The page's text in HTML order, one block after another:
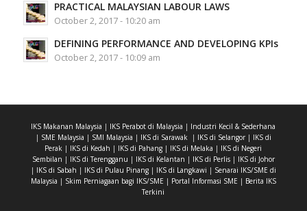
PRACTICAL MALAYSIAN LABOUR LAWS
October 2, 2017 - 10:20 am
DEFINING PERFORMANCE AND DEVELOPING KPIs
October 2, 2017 - 10:09 am
IKS Makanan Malaysia | IKS Perabot di Malaysia | Industri Kecil & Sederhana
| SME Malaysia | SMI Malaysia | IKS di Sarawak| IKS di Selangor| IKS di
Perak | IKS di Kedah | IKS di Pahang | IKS di Melaka | IKS di Negeri
Sembilan | IKS di Terengganu | IKS di Kelantan | IKS di Perlis| IKS di Johor
| IKS di Sabah | IKS di Pulau Pinang| IKS di Langkawi | Senarai IKS/SME di
Malaysia | Skim Perniagaan bagi IKS/SME | Portal Informasi SME | Berita IKS
Terkini